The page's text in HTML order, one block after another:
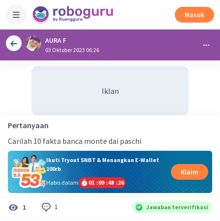
Masuk
AURA F
03 Oktober 2023 06:26
Iklan
Pertanyaan
Carilah 10 fakta banca monte dai paschi
Ikuti Tryout SNBT & Menangkan E-Wallet
100rb
Habis dalam
01 :09 :48 :25
Klaim
1 1 Jawaban terverifikasi